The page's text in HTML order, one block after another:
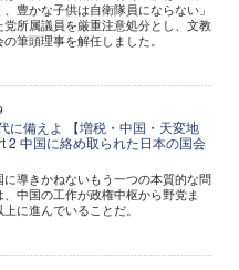
豊かな子供は自衛隊員にならない」
党所属議員を厳重注意処分とし、文教
筆頭理事を解任しました。
に備えよ 【増税・中国・天変地
2 中国に絡め取られた日本の国会
に導きかねないもう一つの本質的な問
、中国の工作が政権中枢から野党ま
に進んでいることだ。